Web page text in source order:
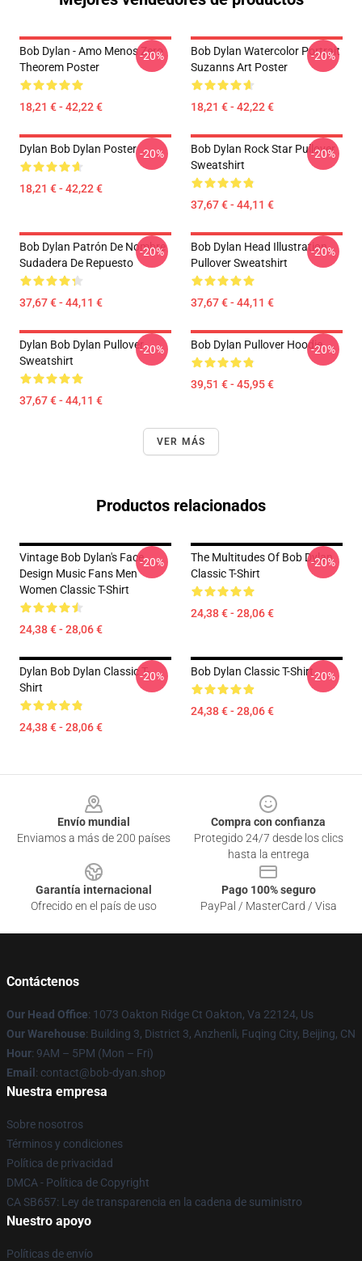
Bob Dylan - Amo Menos Zero
Theorem Poster
18,21 € - 42,22 €
-20%
Bob Dylan Watercolor Portrait
Suzanns Art Poster
18,21 € - 42,22 €
-20%
Dylan Bob Dylan Poster
18,21 € - 42,22 €
-20%
Bob Dylan Rock Star Pullover
Sweatshirt
37,67 € - 44,11 €
-20%
Bob Dylan Patrón De Nombre
Sudadera De Repuesto
37,67 € - 44,11 €
-20%
Bob Dylan Head Illustration
Pullover Sweatshirt
37,67 € - 44,11 €
-20%
Dylan Bob Dylan Pullover
Sweatshirt
37,67 € - 44,11 €
-20% Bob Dylan Pullover Hoodie
39,51 € - 45,95 €
-20%
VER MÁS
Productos relacionados
Vintage Bob Dylan's Face
Design Music Fans Men
Women Classic T-Shirt
24,38 € - 28,06 €
-20%
The Multitudes Of Bob Dylan
Classic T-Shirt
24,38 € - 28,06 €
-20%
Dylan Bob Dylan Classic T-
Shirt
24,38 € - 28,06 €
-20% Bob Dylan Classic T-Shirt
24,38 € - 28,06 €
-20%
Envío mundial
Enviamos a más de 200 países
Compra con confianza
Protegido 24/7 desde los clics
hasta la entrega
Garantía internacional
Ofrecido en el país de uso
Pago 100% seguro
PayPal / MasterCard / Visa
Contáctenos
Our Head Office: 1073 Oakton Ridge Ct Oakton, Va 22124, Us
Our Warehouse: Building 3, District 3, Anzhenli, Fuqing City, Beijing, CN
Hour: 9AM – 5PM (Mon – Fri)
Email : contact@bob-dyan.shop
Nuestra empresa
Sobre nosotros
Términos y condiciones
Política de privacidad
DMCA - Política de Copyright
CA SB657: Ley de transparencia en la cadena de suministro
Nuestro apoyo
Políticas de envío